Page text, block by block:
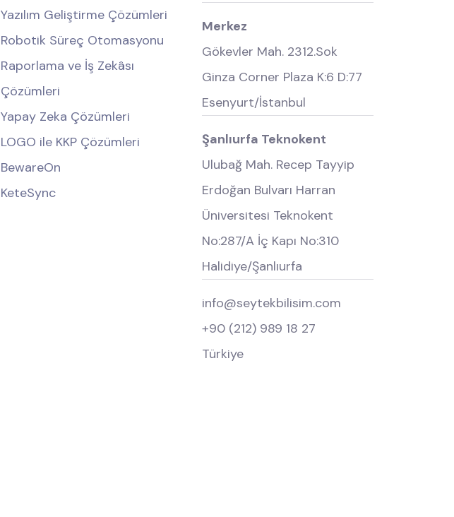
Yazılım Geliştirme Çözümleri
Robotik Süreç Otomasyonu
Raporlama ve İş Zekâsı
Çözümleri
Yapay Zeka Çözümleri
LOGO ile KKP Çözümleri
BewareOn
KeteSync
Merkez
Gökevler Mah. 2312.Sok
Ginza Corner Plaza K:6 D:77
Esenyurt/İstanbul
Şanlıurfa Teknokent
Ulubağ Mah. Recep Tayyip
Erdoğan Bulvarı Harran
Üniversitesi Teknokent
No:287/A İç Kapı No:310
Halidiye/Şanlıurfa
info@seytekbilisim.com
+90 (212) 989 18 27
Türkiye